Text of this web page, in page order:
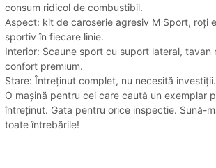
consum ridicol de combustibil.
Aspect: kit de caroserie agresiv M Sport, roți
sportiv în fiecare linie.
Interior: Scaune sport cu suport lateral, tavan
confort premium.
Stare: Întreținut complet, nu necesită
O mașină pentru cei care caută un exemplar
întreținut. Gata pentru orice inspectie. Sună-
toate întrebările!